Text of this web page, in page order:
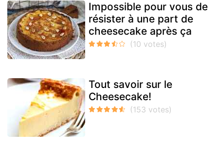
Impossible pour vous de
résister à une part de
cheesecake après ça
Tout savoir sur le
Cheesecake!